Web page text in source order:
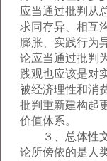
应当通过批判从
求同存异、相互
膨胀、实践行为
论应当通过批判
践观也应该是对
被经济理性和消
批判重新建构起
价值体系。
３、总体性文
论所傍依的是人